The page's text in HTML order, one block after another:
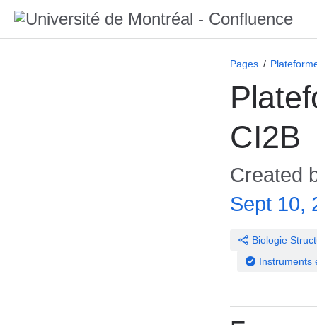
Pages
CI2B
Created
Sept 10,
Biologie
Instruments